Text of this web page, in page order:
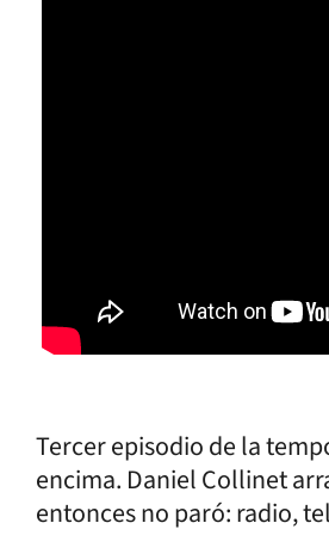
Tercer episodio de la
encima. Daniel Collinet
entonces no paró: radio,